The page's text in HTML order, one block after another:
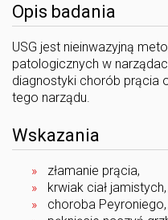
Opis badania
USG jest nieinwazyjną
patologicznych w
diagnostyki chorób prącia
tego narządu.
Wskazania
złamanie prącia,
krwiak ciał jamistych,
choroba Peyroniego,